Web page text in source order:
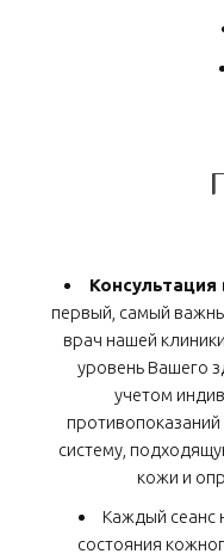
первый, самый
врач нашей
уровень Вашего
учетом
систему,
кожи и
Каждый сеанс
состояния